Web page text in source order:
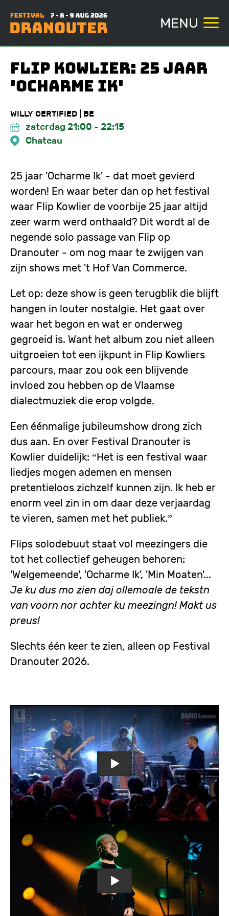
naar
inhoud
gaan
MENU
Flip Kowlier: 25 jaar
'Ocharme Ik'
WILLY CERTIFIED | BE
zaterdag 21:00 - 22:15
Chateau
25 jaar 'Ocharme Ik' - dat moet gevierd
worden! En waar beter dan op het festival
waar Flip Kowlier de voorbije 25 jaar altijd
zeer warm werd onthaald? Dit wordt al de
negende solo passage van Flip op
Dranouter - om nog maar te zwijgen van
zijn shows met 't Hof Van Commerce.
Let op: deze show is geen terugblik die blijft
hangen in louter nostalgie. Het gaat over
waar het begon en wat er onderweg
gegroeid is. Want het album zou niet alleen
uitgroeien tot een ijkpunt in Flip Kowliers
parcours, maar zou ook een blijvende
invloed zou hebben op de Vlaamse
dialectmuziek die erop volgde.
Een éénmalige jubileumshow drong zich
dus aan. En over Festival Dranouter is
Kowlier duidelijk: “Het is een festival waar
liedjes mogen ademen en mensen
pretentieloos zichzelf kunnen zijn. Ik heb er
enorm veel zin in om daar deze verjaardag
te vieren, samen met het publiek.”
Flips solodebuut staat vol meezingers die
tot het collectief geheugen behoren:
'Welgemeende', 'Ocharme Ik', 'Min Moaten'...
Je ku dus mo zien daj ollemoale de tekstn
van voorn nor achter ku meezingn! Makt us
preus!
Slechts één keer te zien, alleen op Festival
Dranouter 2026.
Remote
video
URL
Flip Kowlier - 'Min
video
Flip Kowlier - Welgemeende